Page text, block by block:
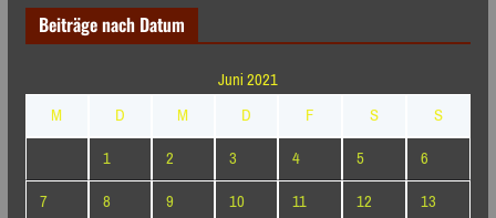
Beiträge nach Datum
Juni 2021
M
D M D F S
S
1
2 3 4 5
6
7
8 9 10 11 12
13